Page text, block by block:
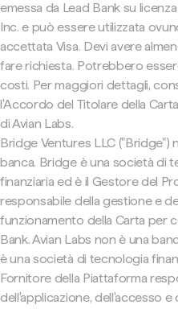
emessa da Lead Bank su licenza
Inc. e può essere utilizzata
accettata Visa. Devi avere
fare richiesta. Potrebbero
costi. Per maggiori dettagli,
l'Accordo del Titolare della
di Avian Labs.
Bridge Ventures LLC ("Bridge")
banca. Bridge è una società di
finanziaria ed è il Gestore del
responsabile della gestione e
funzionamento della Carta per
Bank. Avian Labs non è una
è una società di tecnologia
Fornitore della Piattaforma
dell'applicazione, dell'accesso e